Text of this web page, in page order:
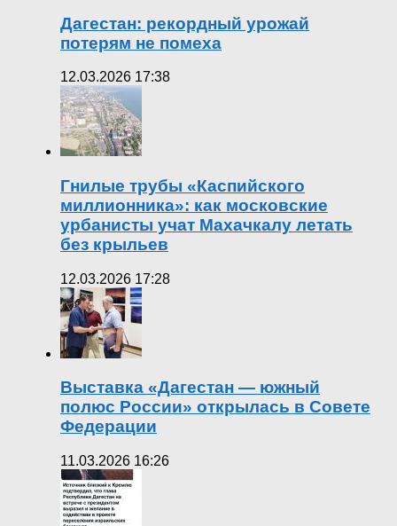
Дагестан: рекордный урожай
потерям не помеха
12.03.2026 17:38
Гнилые трубы «Каспийского
миллионника»: как московские
урбанисты учат Махачкалу летать
без крыльев
12.03.2026 17:28
Выставка «Дагестан — южный
полюс России» открылась в Совете
Федерации
11.03.2026 16:26